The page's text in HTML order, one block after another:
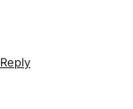
Reply